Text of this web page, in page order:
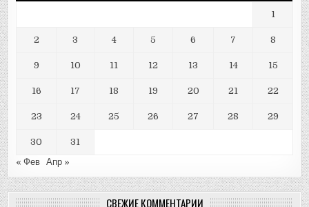
1
2 3 4 5 6 7 8
9 10 11 12 13 14 15
16 17 18 19 20 21 22
23 24 25 26 27 28 29
30
31
« Фев
Апр »
СВЕЖИЕ КОММЕНТАРИИ